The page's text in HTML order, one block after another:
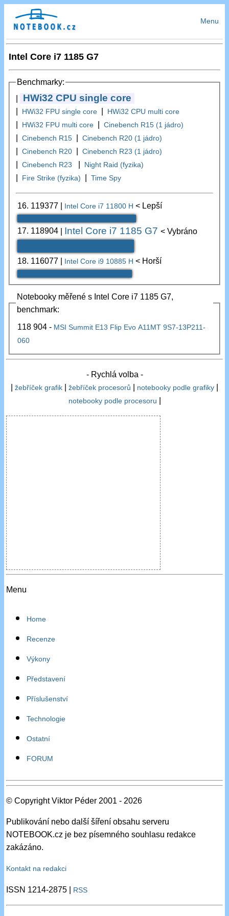
Menu
Intel Core i7 1185 G7
Benchmarky:
HWi32 CPU single core
HWi32 FPU single core HWi32 CPU multi core
HWi32 FPU multi core |Cinebench R15 (1 jádro)
|Cinebench R15 |Cinebench R20 (1 jádro)
|Cinebench R20 |Cinebench R23 (1 jádro)
|Cinebench R23 Night Raid (fyzika)
Fire Strike (fyzika) |Time Spy
16. 119377 Intel Core i7 11800 H< Lepší
17. 118904 Intel Core i7 1185 G7< Vybráno
18. 116077 Intel Core i9 10885 H< Horší
Notebooky měřené s Intel Core i7 1185 G7,
benchmark:
118 904 - MSI Summit E13 Flip Evo A11MT 9S7-13P211-
060
- Rychlá volba -
žebříček grafik žebříček procesorů notebooky podle grafiky
notebooky podle procesoru
Menu
Home
Recenze
Výkony
Představení
Příslušenství
Technologie
Ostatní
FORUM
© Copyright Viktor Péder 2001 - 2026
Publikování nebo další šíření obsahu serveru
NOTEBOOK.cz je bez písemného souhlasu redakce
zakázáno.
Kontakt na redakci
ISSN 1214-2875 | RSS